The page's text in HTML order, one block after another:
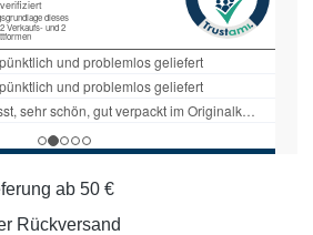
ab 50 €
Rückversand